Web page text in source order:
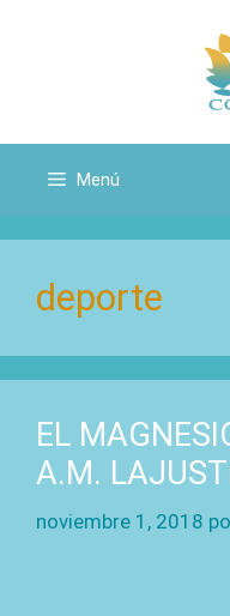
Menú
deporte
EL
A.M.
noviembre 1, 2018